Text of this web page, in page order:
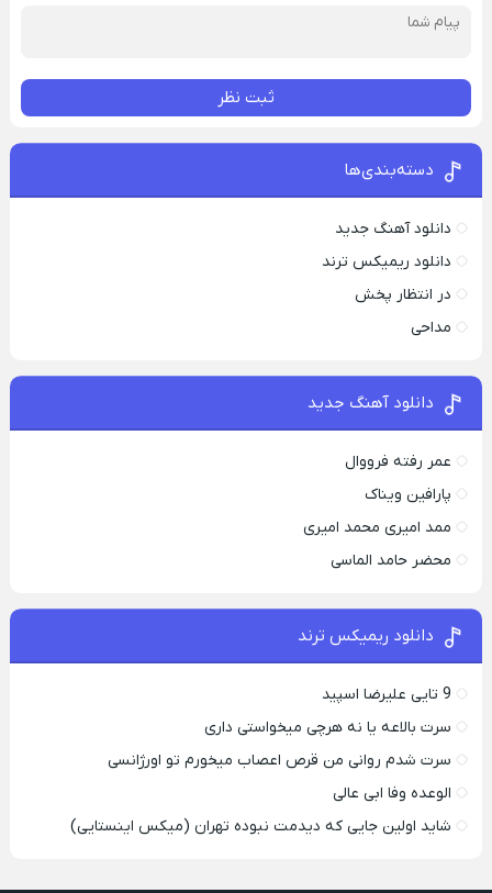
ثبت نظر
دسته‌بندی‌ها
دانلود آهنگ جدید
دانلود ریمیکس ترند
در انتظار پخش
مداحی
دانلود آهنگ جدید
عمر رفته فرووال
پارافين ویناک
ممد امیری محمد امیری
محضر حامد الماسی
دانلود ریمیکس ترند
9 تایی علیرضا اسپید
سرت بالاعه یا نه هرچی میخواستی داری
سرت شدم روانی من قرص اعصاب میخورم تو اورژانسی
الوعده وفا ابی عالی
شاید اولین جایی که دیدمت نبوده تهران (میکس اینستایی)